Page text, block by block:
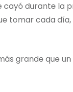
durante la
tomar cada
grande que